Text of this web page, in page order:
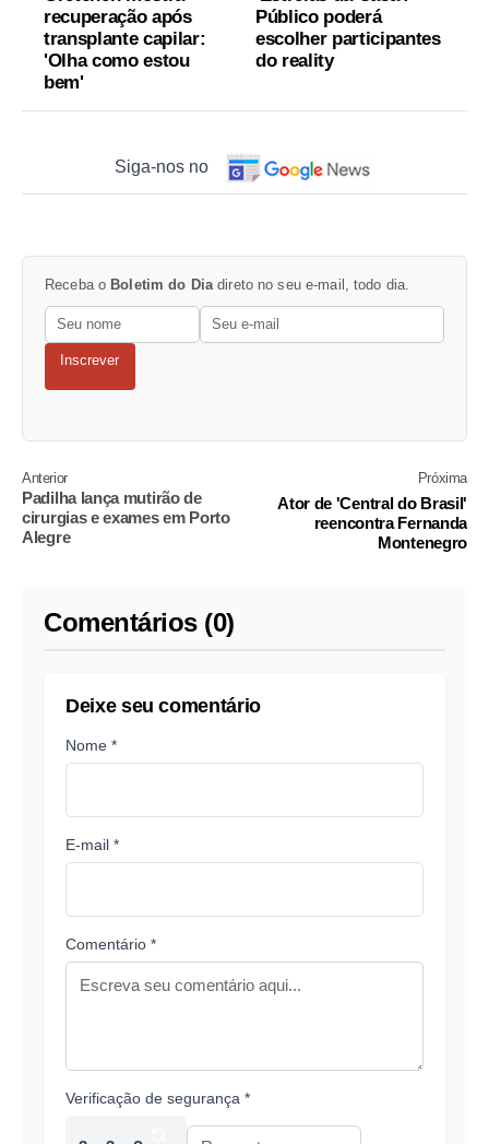
recuperação após
transplante capilar:
'Olha como estou
bem'
Público poderá
escolher participantes
do reality
Siga-nos no
Receba o Boletim do Diadireto no seu e-mail, todo dia.
Inscrever
Anterior
Padilha lança mutirão de
cirurgias e exames em Porto
Alegre
Próxima
Ator de 'Central do Brasil'
reencontra Fernanda
Montenegro
Comentários (0)
Deixe seu comentário
Nome *
E-mail *
Comentário *
Verificação de segurança *